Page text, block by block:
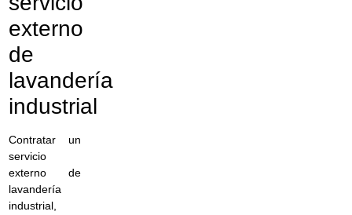
externo
de
lavandería
industrial
Contratar un
servicio
externo de
lavandería
industrial,